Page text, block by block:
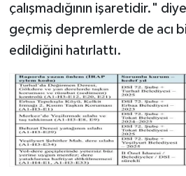
çalışmadığının işaretidir."
geçmiş depremlerde de acı
edildiğini hatırlattı.